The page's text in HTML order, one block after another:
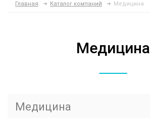
Главная Каталог компаний Медицина
Медицина
Медицина